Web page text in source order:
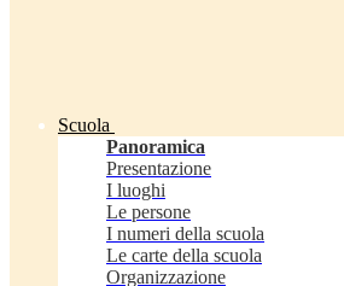
Scuola
Panoramica
Presentazione
I luoghi
Le persone
I numeri della scuola
Le carte della scuola
Organizzazione